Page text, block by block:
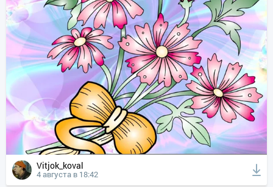
Vitjok_koval
4 августа в 18:42